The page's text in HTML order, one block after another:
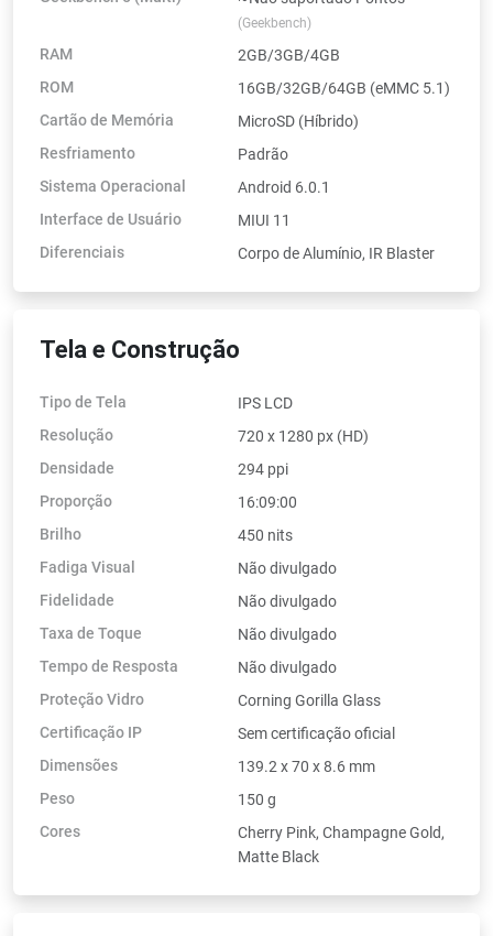
(Geekbench)
RAM
2GB/3GB/4GB
ROM
16GB/32GB/64GB (eMMC 5.1)
Cartão de Memória
MicroSD (Híbrido)
Resfriamento
Padrão
Sistema Operacional
Android 6.0.1
Interface de Usuário
MIUI 11
Diferenciais
Corpo de Alumínio, IR Blaster
Tela e Construção
Tipo de Tela
IPS LCD
Resolução
720 x 1280 px (HD)
Densidade
294 ppi
Proporção
16:09:00
Brilho
450 nits
Fadiga Visual
Não divulgado
Fidelidade
Não divulgado
Taxa de Toque
Não divulgado
Tempo de Resposta
Não divulgado
Proteção Vidro
Corning Gorilla Glass
Certificação IP
Sem certificação oficial
Dimensões
139.2 x 70 x 8.6 mm
Peso
150 g
Cores
Cherry Pink, Champagne Gold,
Matte Black